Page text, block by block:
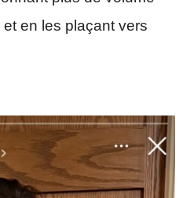
en les plaçant vers